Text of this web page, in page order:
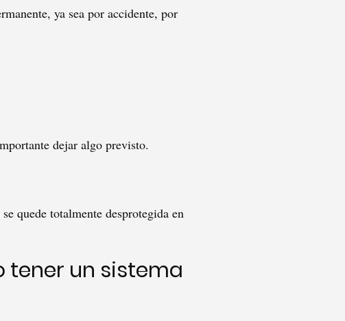
ya sea por accidente, por
dejar algo previsto.
quede totalmente desprotegida en
tener un sistema